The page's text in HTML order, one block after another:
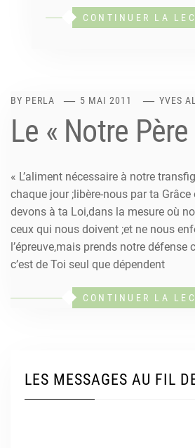
CONTINUER LA
BY PERLA 5 MAI 2011 YVES
Le « Notre
« L’aliment nécessaire à notre
chaque jour ;libère-nous par ta Grâce
devons à ta Loi,dans la mesure où
ceux qui nous doivent ;et ne nous
l’épreuve,mais prends notre défense
c’est de Toi seul que dépendent
CONTINUER LA
LES MESSAGES AU FIL